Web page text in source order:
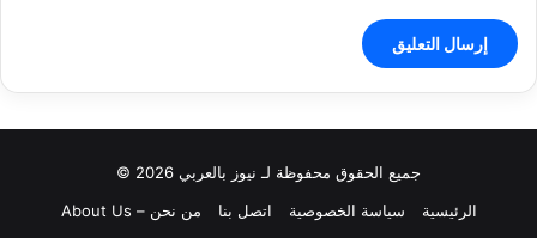
جميع الحقوق محفوظة لـ نيوز بالعربي 2026 ©
الرئيسية
سياسة الخصوصية اتصل بنا من نحن – About Us